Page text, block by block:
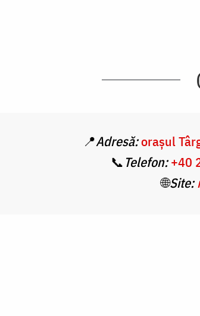
📍Adresă:orașul
📞 Telefon: +40
🌐Site: